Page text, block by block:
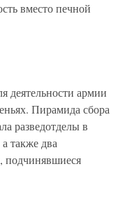
вместо печной
деятельности армии
Пирамида сбора
разведотделы в
также два
подчинявшиеся